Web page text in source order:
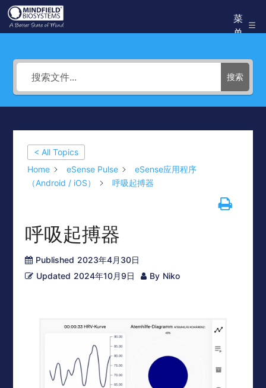
跳
至Mindfield
菜
单
搜索
< All Topics
Home
eSense Pulse
eSense应用程序
（Android / iOS）
呼吸起搏器
呼吸起搏器
Published 2023年4月30日
Updated 2024年10月9日 By Niko